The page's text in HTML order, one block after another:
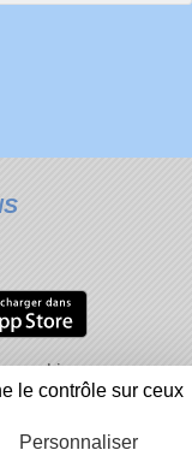
cookies
inapproprié
Connexion
le contrôle sur ceux
Personnaliser